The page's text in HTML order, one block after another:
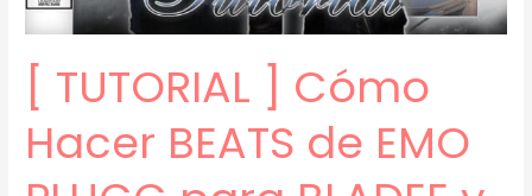
[ TUTORIAL ] Cómo
Hacer BEATS de EMO